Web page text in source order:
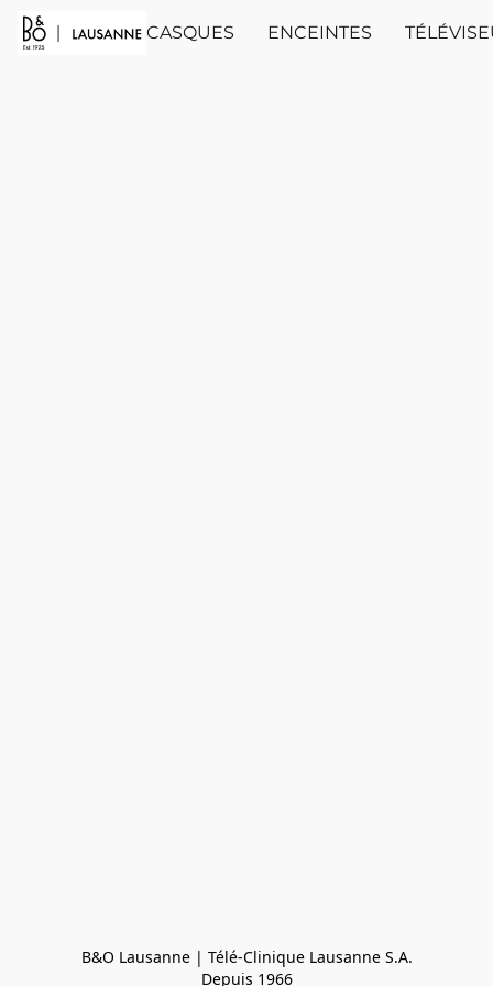
CASQUES ENCEINTES
B&O Lausanne | Télé-Clinique Lausanne S.A.
Depuis 1966